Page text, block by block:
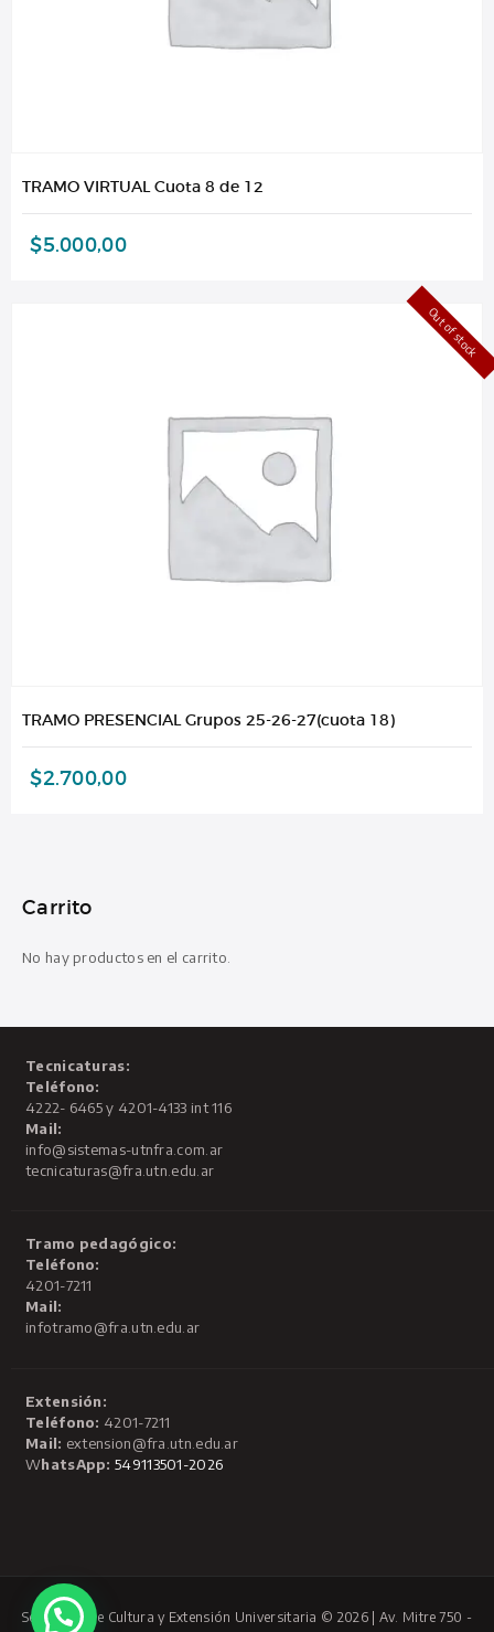
TRAMO VIRTUAL Cuota 8 de 12
$5.000,00
Out of stock
TRAMO PRESENCIAL Grupos 25-26-27(cuota 18)
$2.700,00
Carrito
No hay productos en el carrito.
Tecnicaturas:
Teléfono:
4222- 6465 y 4201-4133 int 116
Mail:
info@sistemas-utnfra.com.ar
tecnicaturas@fra.utn.edu.ar
Tramo pedagógico:
Teléfono:
4201-7211
Mail:
infotramo@fra.utn.edu.ar
Extensión:
Teléfono: 4201-7211
Mail: extension@fra.utn.edu.ar
WhatsApp: 549113501-2026
Secretaría de Cultura y Extensión Universitaria © 2026 | Av. Mitre 750 -